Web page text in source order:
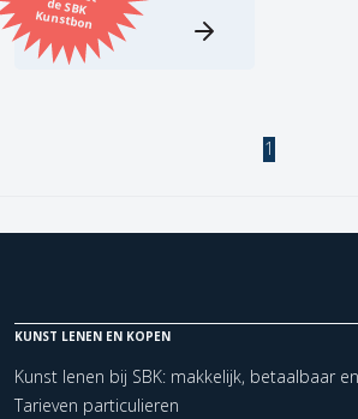
Kunstbon
Kunstenaar
Zoeken
Kerncollectie
1
KUNST LENEN EN KOPEN
Kunst lenen bij SBK: makkelijk, betaalbaar
Tarieven particulieren